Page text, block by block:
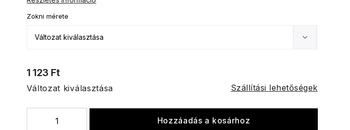
1 123 Ft
Változat kiválasztása Szállítási lehetőségek
Zokni mérete
Hozzáadás a kosárhoz